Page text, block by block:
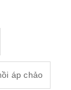
áp chảo